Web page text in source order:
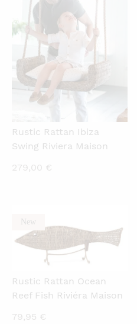
Rustic Rattan Ibiza
Swing Riviera Maison
279,00 €
New
Rustic Rattan Ocean
Reef Fish Riviéra Maison
79,95 €